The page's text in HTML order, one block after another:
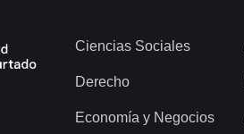
Ciencias Sociales
Derecho
Economía y Negocios